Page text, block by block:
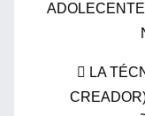
 LA